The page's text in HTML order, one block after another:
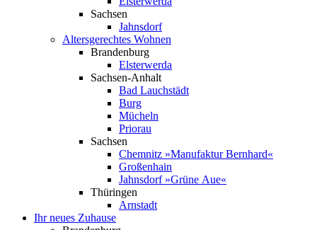
Sachsen
Jahnsdorf
Altersgerechtes Wohnen
Brandenburg
Elsterwerda
Sachsen-Anhalt
Bad Lauchstädt
Burg
Mücheln
Priorau
Sachsen
Chemnitz »Manufaktur Bernhard«
Großenhain
Jahnsdorf »Grüne Aue«
Thüringen
Arnstadt
Ihr neues Zuhause